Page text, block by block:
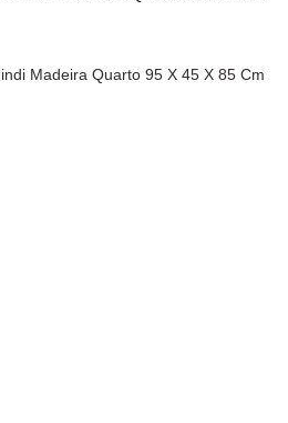
Madeira Quarto 95 X 45 X 85 Cm